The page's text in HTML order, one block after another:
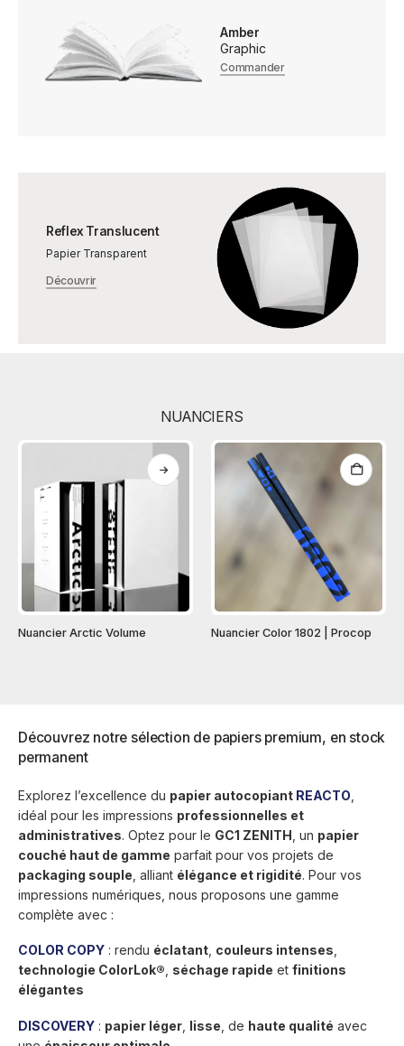
Reflex Translucent
Papier Transparent
Découvrir
Amber
Graphic
Commander
NUANCIERS
Nuancier Arctic Volume Nuancier Color 1802 | Procop
Découvrez notre sélection de papiers premium, en stock
permanent
Explorez l’excellence du papier autocopiant REACTO
idéal pour les impressions professionnelles et
administratives. Optez pour le GC1 ZENITH , un papier
couché haut de gamme parfait pour vos projets de
packaging souple , alliant élégance et rigidité. Pour vos
impressions numériques, nous proposons une gamme
complète avec :
COLOR COPY : rendu éclatant couleurs intenses
technologie ColorLok® séchage rapide et finitions
élégantes
DISCOVERY : papier léger lisse , de haute qualité avec